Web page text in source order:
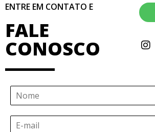
ENTRE EM CONTATO E
FALE
CONOSCO
N
E